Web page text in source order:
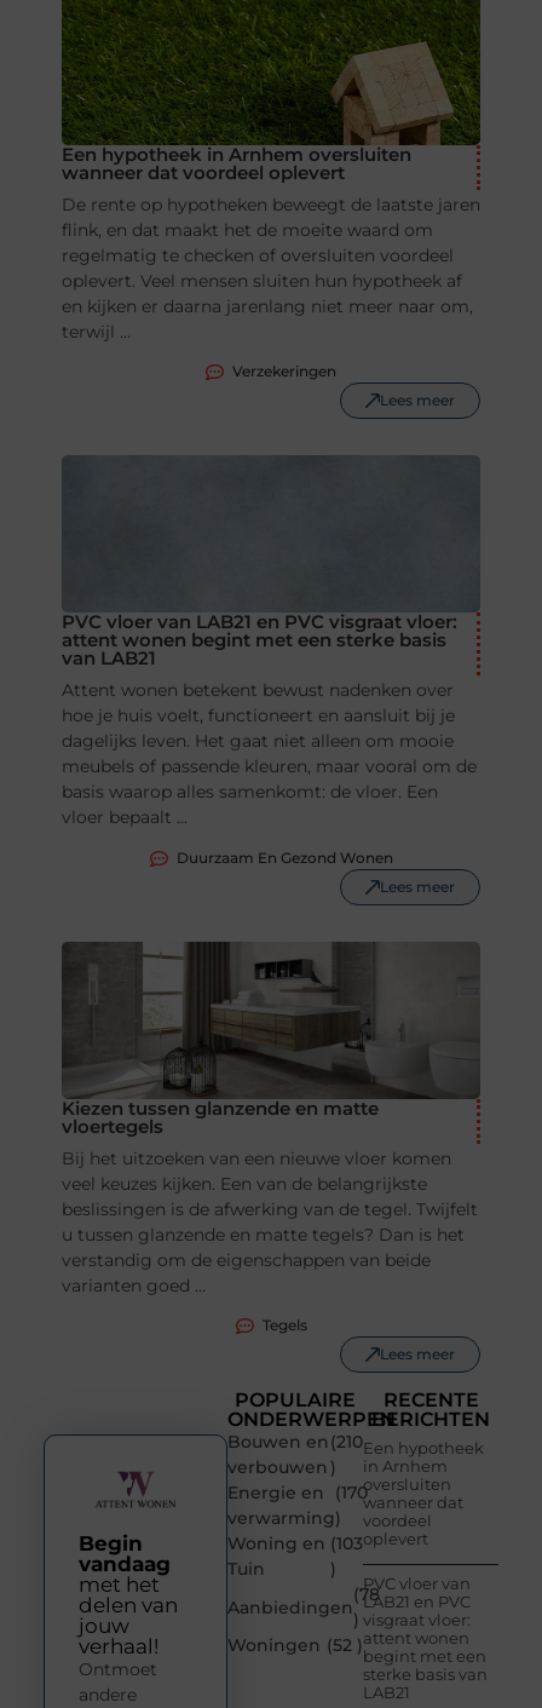
Een hypotheek in Arnhem oversluiten
wanneer dat voordeel oplevert
De rente op hypotheken beweegt de laatste jaren
flink, en dat maakt het de moeite waard om
regelmatig te checken of oversluiten voordeel
oplevert. Veel mensen sluiten hun hypotheek af
en kijken er daarna jarenlang niet meer naar om,
terwijl ...
Verzekeringen
Lees meer
PVC vloer van LAB21 en PVC visgraat vloer:
attent wonen begint met een sterke basis
van LAB21
Attent wonen betekent bewust nadenken over
hoe je huis voelt, functioneert en aansluit bij je
dagelijks leven. Het gaat niet alleen om mooie
meubels of passende kleuren, maar vooral om de
basis waarop alles samenkomt: de vloer. Een
vloer bepaalt ...
Duurzaam En Gezond Wonen
Lees meer
Kiezen tussen glanzende en matte
vloertegels
Bij het uitzoeken van een nieuwe vloer komen
veel keuzes kijken. Een van de belangrijkste
beslissingen is de afwerking van de tegel. Twijfelt
u tussen glanzende en matte tegels? Dan is het
verstandig om de eigenschappen van beide
varianten goed ...
Tegels
Lees meer
POPULAIRE
ONDERWERPEN
Bouwen en
verbouwen
(210
)
Energie en
verwarming
(170
)
Woning en
Tuin
(103
)
Aanbiedingen
(78
)
Woningen (52 )
RECENTE
BERICHTEN
Een hypotheek
in Arnhem
oversluiten
wanneer dat
voordeel
oplevert
PVC vloer van
LAB21 en PVC
visgraat vloer:
attent wonen
begint met een
sterke basis van
LAB21
Begin
vandaag
met het
delen van
jouw
verhaal!
Ontmoet
andere